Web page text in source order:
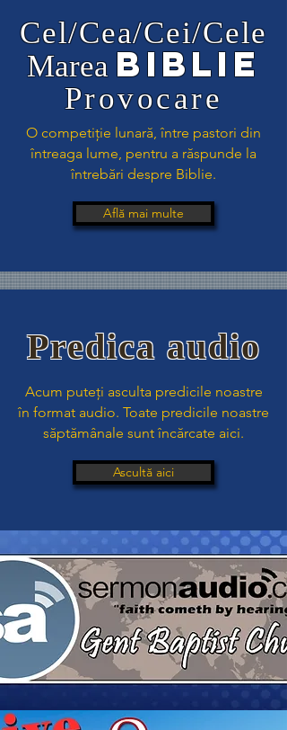
Cel/Cea/Cei/Cele
Marea Biblie
Provocare
O competiție lunară, între pastori din
întreaga lume, pentru a răspunde la
întrebări despre Biblie.
Află mai multe
Predica audio
Acum puteți asculta predicile noastre
în format audio. Toate predicile noastre
săptămânale sunt încărcate aici.
Ascultă aici